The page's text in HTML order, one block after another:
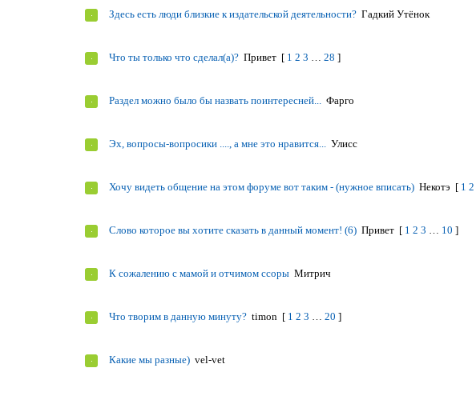
Здесь есть люди близкие к издательской деятельности? Гадкий Утёнок
Что ты только что сделал(а)? Привет [ 1 2 3 … 28 ]
Раздел можно было бы назвать поинтересней... Фарго
Эх, вопросы-вопросики ...., а мне это нравится... Улисс
Хочу видеть общение на этом форуме вот таким - (нужное вписать) Некотэ [ 1 2
Слово которое вы хотите сказать в данный момент! (6) Привет [ 1 2 3 … 10 ]
К сожалению с мамой и отчимом ссоры Митрич
Что творим в данную минуту? timon [ 1 2 3 … 20 ]
Какие мы разные) vel-vet